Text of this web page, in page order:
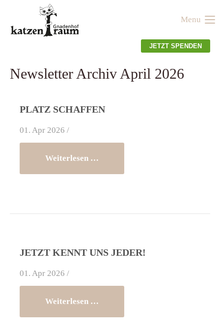
Der Eintrag "offcanvas-col1" existiert leider nicht.
Der Eintrag "offcanvas-col4" existiert leider nicht.
Menu
JETZT SPENDEN
Newsletter Archiv April 2026
PLATZ SCHAFFEN
01. Apr 2026 /
Weiterlesen …
JETZT KENNT UNS JEDER!
01. Apr 2026 /
Weiterlesen …